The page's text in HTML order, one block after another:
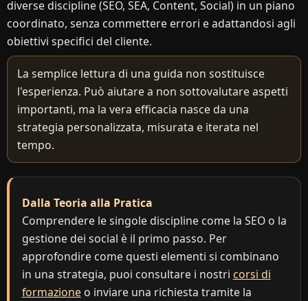
diverse discipline (SEO, SEA, Content, Social) in un piano
coordinato, senza commettere errori e adattandosi agli
obiettivi specifici del cliente.
La semplice lettura di una guida non sostituisce
l'esperienza. Può aiutare a non sottovalutare aspetti
importanti, ma la vera efficacia nasce da una
strategia personalizzata, misurata e iterata nel
tempo.
Dalla Teoria alla Pratica
Comprendere le singole discipline come la SEO o la
gestione dei social è il primo passo. Per
approfondire come questi elementi si combinano
in una strategia, puoi consultare i nostri corsi di
formazioneo inviare una richiesta tramite la